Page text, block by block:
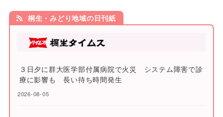
桐生・みどり地域の日刊紙
３日夕に群大医学部付属病院で火災 システム障害で診
療に影響も 長い待ち時間発生
2026-08-05